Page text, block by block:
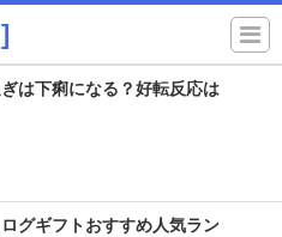
は下痢になる？好転反応は
グギフトおすすめ人気ラン